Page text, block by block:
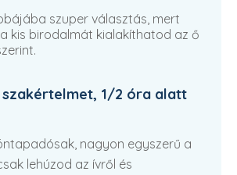
szuper választás, mert
kis birodalmát kialakíthatod az ő
szakértelmet, 1/2 óra alatt
nagyon egyszerű a
lehúzod az ívről és